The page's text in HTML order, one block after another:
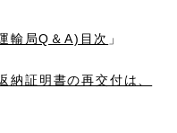
輸局Q＆A)目次 」
証明書の再交付は、